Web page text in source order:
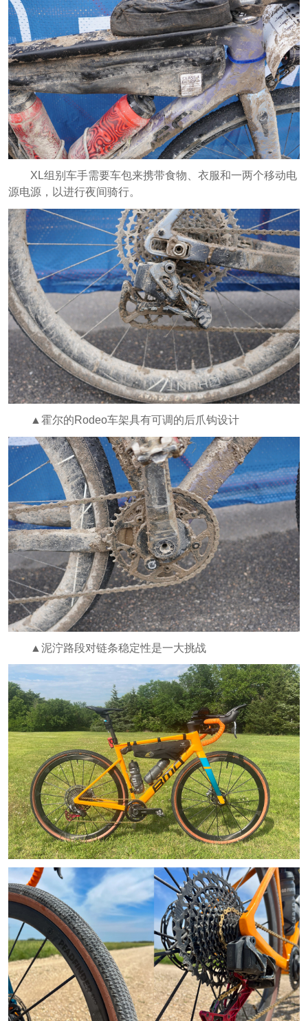
XL组别车手需要车包来携带食物、衣服和一两个移动电
源电源，以进行夜间骑行。
▲霍尔的Rodeo车架具有可调的后爪钩设计
▲泥泞路段对链条稳定性是一大挑战